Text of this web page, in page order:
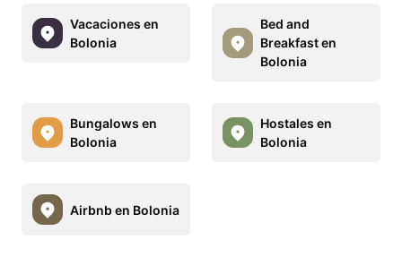
Vacaciones en
Bolonia
Bed and
Breakfast en
Bolonia
Bungalows en
Bolonia
Hostales en
Bolonia
Airbnb en Bolonia